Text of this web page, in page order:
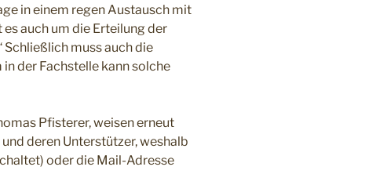
in einem regen Austausch mit
auch um die Erteilung der
muss auch die
der Fachstelle kann solche
Pfisterer, weisen erneut
deren Unterstützer, weshalb
oder die Mail-Adresse